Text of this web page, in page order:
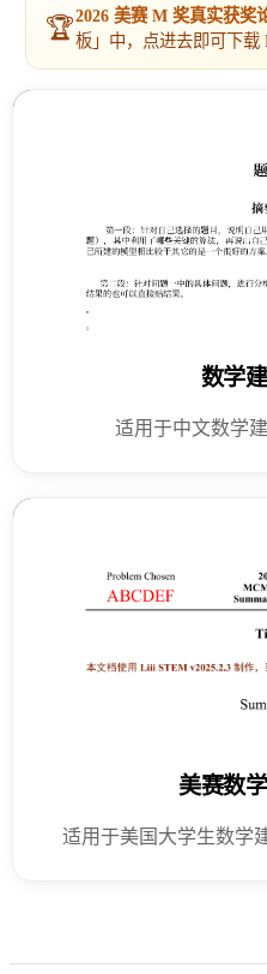
🏆2026 美赛 M 奖真实获奖
板」中，点进去即可下载
数学
适用于中文数学
美赛数
适用于美国大学生数学